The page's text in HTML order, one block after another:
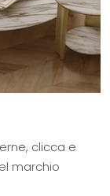
clicca e
marchio